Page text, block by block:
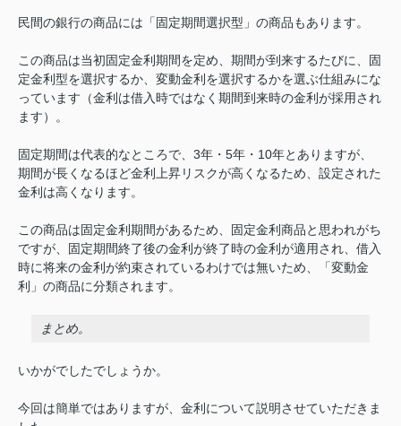
民間の銀行の商品には「固定期間選択型」の商品もあります。
この商品は当初固定金利期間を定め、期間が到来するたびに、固
定金利型を選択するか、変動金利を選択するかを選ぶ仕組みにな
っています（金利は借入時ではなく期間到来時の金利が採用され
ます）。
固定期間は代表的なところで、3年・5年・10年とありますが、
期間が長くなるほど金利上昇リスクが高くなるため、設定された
金利は高くなります。
この商品は固定金利期間があるため、固定金利商品と思われがち
ですが、固定期間終了後の金利が終了時の金利が適用され、借入
時に将来の金利が約束されているわけでは無いため、「変動金
利」の商品に分類されます。
まとめ。
いかがでしたでしょうか。
今回は簡単ではありますが、金利について説明させていただきま